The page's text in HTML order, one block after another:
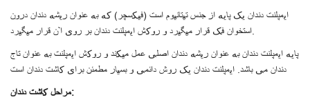
ایمپلنت دندان یک پایه از جنس تیتانیوم است (فیکسچر) که به عنوان ریشه دندان درون
استخوان فک قرار میگیرد و روکش ایمپلنت دندان بر روی آن قرار میگیرد.
پایه ایمپلنت دندان به عنوان ریشه دندان اصلی عمل میکند و روکش ایمپلنت به عنوان تاج
دندان می باشد. ایمپلنت دندان یک روش دائمی و بسیار مطمئن برای کاشت دندان است
مراحل کاشت دندان: